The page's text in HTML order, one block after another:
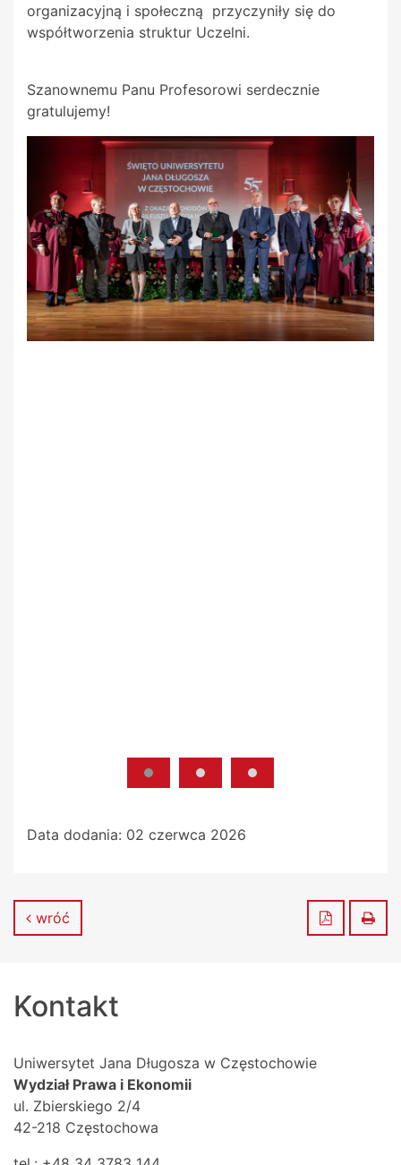
organizacyjną i społeczną przyczyniły się do
współtworzenia struktur Uczelni.
Szanownemu Panu Profesorowi serdecznie
gratulujemy!
Data dodania: 02 czerwca 2026
wróć Zapisz do
Kontakt
Uniwersytet Jana Długosza w Częstochowie
Wydział Prawa i Ekonomii
ul. Zbierskiego 2/4
42-218 Częstochowa